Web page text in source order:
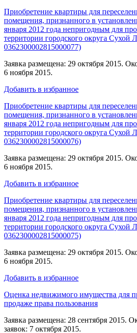
Приобретение квартиры для
помещения, признанного в
января 2012 года непригодным для
территории городского округа Сухой
0362300002815000077)
Заявка размещена: 29 октября 2015.
6 ноября 2015.
Добавить в избранное
Приобретение квартиры для
помещения, признанного в
января 2012 года непригодным для
территории городского округа Сухой
0362300002815000076)
Заявка размещена: 29 октября 2015.
6 ноября 2015.
Добавить в избранное
Приобретение квартиры для
помещения, признанного в
января 2012 года непригодным для
территории городского округа Сухой
0362300002815000075)
Заявка размещена: 29 октября 2015.
6 ноября 2015.
Добавить в избранное
Оценка недвижимого имущества для
продаже права пользования
Заявка размещена: 28 сентября 2015.
заявок: 7 октября 2015.